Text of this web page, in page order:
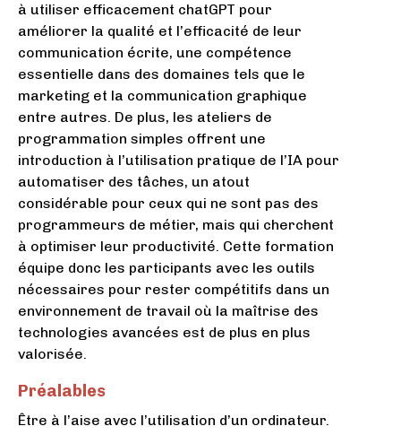
à utiliser efficacement chatGPT pour
améliorer la qualité et l’efficacité de leur
communication écrite, une compétence
essentielle dans des domaines tels que le
marketing et la communication graphique
entre autres. De plus, les ateliers de
programmation simples offrent une
introduction à l’utilisation pratique de l’IA pour
automatiser des tâches, un atout
considérable pour ceux qui ne sont pas des
programmeurs de métier, mais qui cherchent
à optimiser leur productivité. Cette formation
équipe donc les participants avec les outils
nécessaires pour rester compétitifs dans un
environnement de travail où la maîtrise des
technologies avancées est de plus en plus
valorisée.
Préalables
Être à l’aise avec l’utilisation d’un ordinateur.